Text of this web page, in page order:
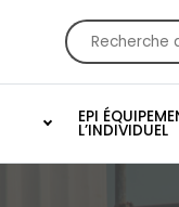
EPI
L’INDIVIDUEL